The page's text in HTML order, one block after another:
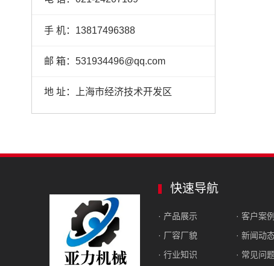
手 机：13817496388
邮 箱：531934496@qq.com
地 址：上海市经济技术开发区
快速导航
· 产品展示
· 客户案例
· 厂容厂貌
· 新闻动
· 行业知识
· 常见问